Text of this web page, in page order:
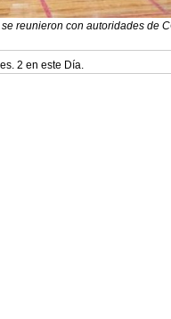
reunieron con autoridades de
2 en este Día.